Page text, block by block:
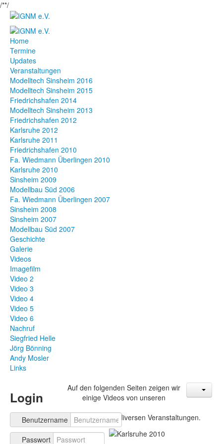
/**/
Home
Termine
Updates
Veranstaltungen
Modelltech Sinsheim 2016
Modelltech Sinsheim 2015
Friedrichshafen 2014
Modelltech Sinsheim 2013
Friedrichshafen 2012
Karlsruhe 2012
Karlsruhe 2011
Friedrichshafen 2010
Fa. Wiedmann Überlingen 2010
Karlsruhe 2010
Sinsheim 2009
Modellbau Süd 2006
Fa. Wiedmann Überlingen 2007
Sinsheim 2008
Sinsheim 2007
Modellbau Süd 2007
Geschichte
Galerie
Videos
Imagefilm
Video 2
Video 3
Video 4
Video 5
Video 6
Nachruf
Siegfried Helle
Jörg Bönning
Andy Mosler
Links
Login
Benutzername
Passwort
Auf den folgenden Seiten zeigen wir
einige Videos von unseren
Baustellen bei diversen Veranstaltungen.